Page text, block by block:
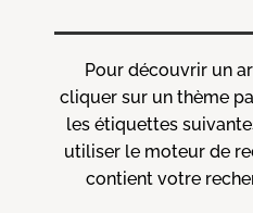
Pour découvrir un
cliquer sur un thème
les étiquettes
utiliser le moteur de
contient votre